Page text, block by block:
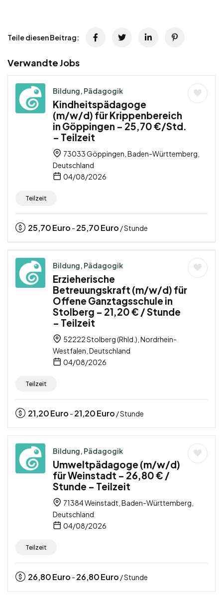
Teile diesen Beitrag:
Verwandte Jobs
Bildung, Pädagogik
Kindheitspädagoge
(m/w/d) für Krippenbereich
in Göppingen – 25,70 €/Std.
– Teilzeit
73033 Göppingen, Baden-Württemberg,
Deutschland
04/08/2026
Teilzeit
25,70Euro - 25,70Euro / Stunde
Bildung, Pädagogik
Erzieherische
Betreuungskraft (m/w/d) für
Offene Ganztagsschule in
Stolberg – 21,20 € / Stunde
– Teilzeit
52222 Stolberg (Rhld.), Nordrhein-
Westfalen, Deutschland
04/08/2026
Teilzeit
21,20Euro - 21,20Euro / Stunde
Bildung, Pädagogik
Umweltpädagoge (m/w/d)
für Weinstadt – 26,80 € /
Stunde – Teilzeit
71384 Weinstadt, Baden-Württemberg,
Deutschland
04/08/2026
Teilzeit
26,80Euro - 26,80Euro / Stunde